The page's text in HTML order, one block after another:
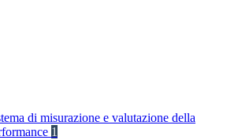
di misurazione e valutazione della
1